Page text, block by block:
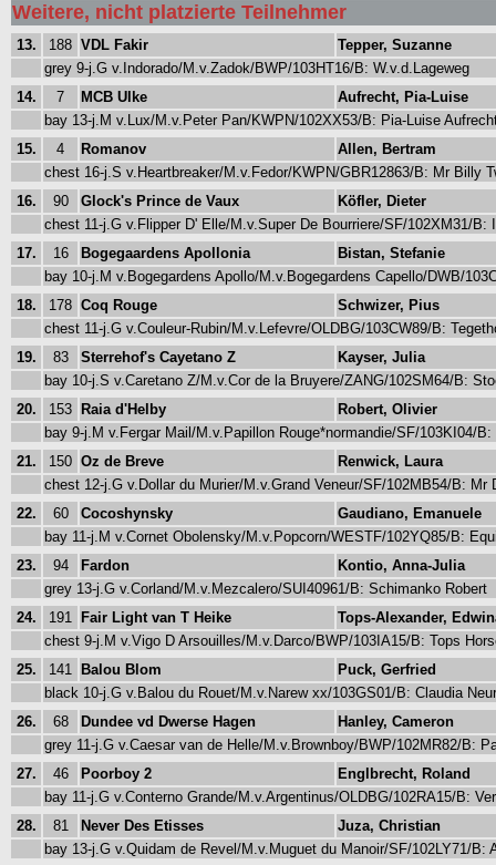
Weitere, nicht platzierte Teilnehmer
13. 188 VDL Fakir
Tepper, Suzanne
grey 9-j.G v.Indorado/M.v.Zadok/BWP/103HT16/B: W.v.d.Lageweg
14.
7 MCB Ulke
Aufrecht, Pia-Luise
bay 13-j.M v.Lux/M.v.Peter Pan/KWPN/102XX53/B: Pia-Luise
15.
4 Romanov
Allen, Bertram
chest 16-j.S v.Heartbreaker/M.v.Fedor/KWPN/GBR12863/B: Mr Billy
16.
90 Glock's Prince de Vaux
Köfler, Dieter
chest 11-j.G v.Flipper D' Elle/M.v.Super De Bourriere/SF/102XM31/
17.
16 Bogegaardens Apollonia
Bistan, Stefanie
bay 10-j.M v.Bogegardens Apollo/M.v.Bogegardens Capello/DWB/
18.
178 Coq Rouge
Schwizer, Pius
chest 11-j.G v.Couleur-Rubin/M.v.Lefevre/OLDBG/103CW89/B:
19.
83 Sterrehof's Cayetano Z
Kayser, Julia
bay 10-j.S v.Caretano Z/M.v.Cor de la Bruyere/ZANG/102SM64/B:
20.
153 Raia d'Helby
Robert, Olivier
bay 9-j.M v.Fergar Mail/M.v.Papillon Rouge*normandie/SF/103KI04/
21.
150 Oz de Breve
Renwick, Laura
chest 12-j.G v.Dollar du Murier/M.v.Grand Veneur/SF/102MB54/B: Mr
22.
60 Cocoshynsky
Gaudiano, Emanuele
bay 11-j.M v.Cornet Obolensky/M.v.Popcorn/WESTF/102YQ85/B:
23.
94 Fardon
Kontio, Anna-Julia
grey 13-j.G v.Corland/M.v.Mezcalero/SUI40961/B: Schimanko Robert
24.
191 Fair Light van T Heike
Tops-Alexander,
chest 9-j.M v.Vigo D Arsouilles/M.v.Darco/BWP/103IA15/B: Tops
25.
141 Balou Blom
Puck, Gerfried
black 10-j.G v.Balou du Rouet/M.v.Narew xx/103GS01/B: Claudia
26.
68 Dundee vd Dwerse Hagen
Hanley, Cameron
grey 11-j.G v.Caesar van de Helle/M.v.Brownboy/BWP/102MR82/B:
27.
46 Poorboy 2
Englbrecht, Roland
bay 11-j.G v.Conterno Grande/M.v.Argentinus/OLDBG/102RA15/B:
28.
81 Never Des Etisses
Juza, Christian
bay 13-j.G v.Quidam de Revel/M.v.Muguet du Manoir/SF/102LY71/B: